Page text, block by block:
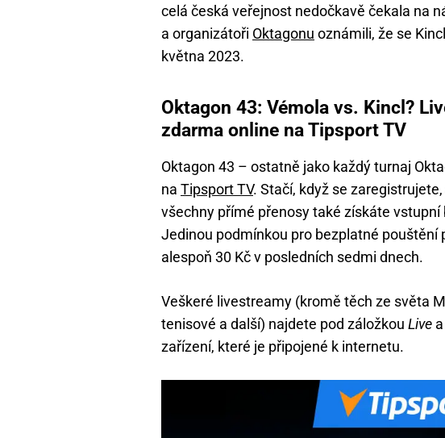
celá česká veřejnost nedočkavě čekala na
a organizátoři Oktagonu oznámili, že se
května 2023.
Oktagon 43: Vémola vs. Kincl?
zdarma online na Tipsport TV
Oktagon 43 – ostatně jako každý turnaj
na Tipsport TV. Stačí, když se
všechny přímé přenosy také získáte vstupní
Jedinou podmínkou pro bezplatné pouštění
alespoň 30 Kč v posledních sedmi dnech.
Veškeré livestreamy (kromě těch ze světa
tenisové a další) najdete pod záložkou Live
zařízení, které je připojené k internetu.